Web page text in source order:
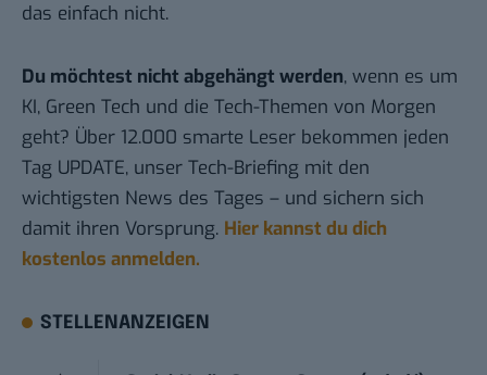
das einfach nicht.
Du möchtest nicht abgehängt werden, wenn es um
KI, Green Tech und die Tech-Themen von Morgen
geht? Über 12.000 smarte Leser bekommen jeden
Tag UPDATE, unser Tech-Briefing mit den
wichtigsten News des Tages – und sichern sich
damit ihren Vorsprung. Hier kannst du dich
kostenlos anmelden.
STELLENANZEIGEN